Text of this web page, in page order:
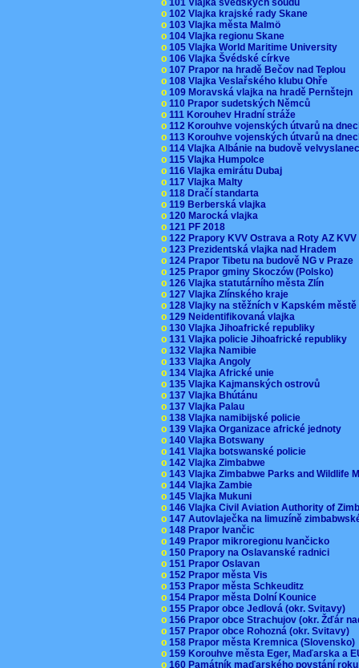
o 102 Vlajka krajské rady Skane
o 103 Vlajka města Malmö
o 104 Vlajka regionu Skane
o 105 Vlajka World Maritime University
o 106 Vlajka Švédské církve
o 107 Prapor na hradě Bečov nad Teplou
o 108 Vlajka Veslařského klubu Ohře
o 109 Moravská vlajka na hradě Pernštejn
o 110 Prapor sudetských Němců
o 111 Korouhev Hradní stráže
o 112 Korouhve vojenských útvarů na
o 113 Korouhve vojenských útvarů na
o 114 Vlajka Albánie na budově
o 115 Vlajka Humpolce
o 116 Vlajka emirátu Dubaj
o 117 Vlajka Malty
o 118 Dračí standarta
o 119 Berberská vlajka
o 120 Marocká vlajka
o 121 PF 2018
o 122 Prapory KVV Ostrava a Roty AZ
o 123 Prezidentská vlajka nad Hradem
o 124 Prapor Tibetu na budově NG v Praze
o 125 Prapor gminy Skoczów (Polsko)
o 126 Vlajka statutárního města Zlín
o 127 Vlajka Zlínského kraje
o 128 Vlajky na stěžních v Kapském
o 129 Neidentifikovaná vlajka
o 130 Vlajka Jihoafrické republiky
o 131 Vlajka policie Jihoafrické republiky
o 132 Vlajka Namibie
o 133 Vlajka Angoly
o 134 Vlajka Africké unie
o 135 Vlajka Kajmanských ostrovů
o 137 Vlajka Bhútánu
o 137 Vlajka Palau
o 138 Vlajka namibijské policie
o 139 Vlajka Organizace africké jednoty
o 140 Vlajka Botswany
o 141 Vlajka botswanské policie
o 142 Vlajka Zimbabwe
o 143 Vlajka Zimbabwe Parks and Wildlife
o 144 Vlajka Zambie
o 145 Vlajka Mukuni
o 146 Vlajka Civil Aviation Authority of
o 147 Autovlaječka na limuzíně
o 148 Prapor Ivančic
o 149 Prapor mikroregionu Ivančicko
o 150 Prapory na Oslavanské radnici
o 151 Prapor Oslavan
o 152 Prapor města Vis
o 153 Prapor města Schkeuditz
o 154 Prapor města Dolní Kounice
o 155 Prapor obce Jedlová (okr. Svitavy)
o 156 Prapor obce Strachujov (okr. Žďár
o 157 Prapor obce Rohozná (okr. Svitavy)
o 158 Prapor města Kremnica (Slovensko)
o 159 Korouhve města Eger, Maďarska a
o 160 Památník maďarského povstání